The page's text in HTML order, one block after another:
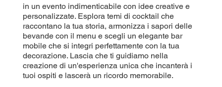
in un evento indimenticabile con idee creative e
personalizzate. Esplora temi di cocktail che
raccontano la tua storia, armonizza i sapori delle
bevande con il menu e scegli un elegante bar
mobile che si integri perfettamente con la tua
decorazione. Lascia che ti guidiamo nella
creazione di un'esperienza unica che incanterà i
tuoi ospiti e lascerà un ricordo memorabile.